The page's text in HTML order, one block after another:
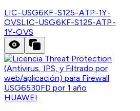
LIC-USG6KF-S125-ATP-1Y-
OVSLIC-USG6KF-S125-ATP-
1Y-OVS
HUAWEI